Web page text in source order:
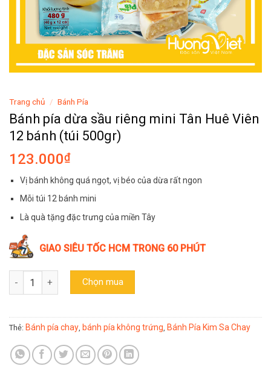
Trang chủ / Bánh Pía
Bánh pía dừa sầu riêng mini Tân Huê Viên
12 bánh (túi 500gr)
123.000₫
Vị bánh không quá ngọt, vị béo của dừa rất ngon
Mỗi túi 12 bánh mini
Là quà tặng đặc trưng của miền Tây
GIAO SIÊU TỐC HCM TRONG 60 PHÚT
Bánh pía dừa sầu riêng mini Tân Huê Viên 12 bánh (túi 500gr) số
Chọn mua
Thẻ: Bánh pía chay, bánh pía không trứng, Bánh Pía Kim Sa Chay